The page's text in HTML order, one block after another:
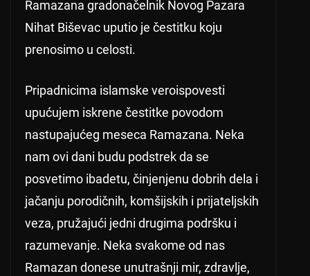
Ramazana gradonačelnik Novog Pazara
Nihat Biševac uputio je čestitku koju
prenosimo u celosti.
Pripadnicima islamske veroispovesti
upućujem iskrene čestitke povodom
nastupajućeg meseca Ramazana. Neka
nam ovi dani budu podstrek da se
posvetimo ibadetu, činjenjenu dobrih dela i
jačanju porodičnih, komšijskih i prijateljskih
veza, pružajući jedni drugima podršku i
razumevanje. Neka svakome od nas
Ramazan donese unutrašnji mir, zdravlje,